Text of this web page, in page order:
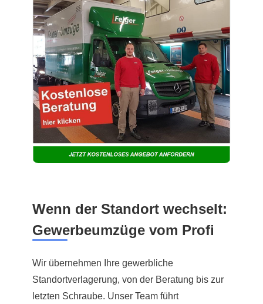
Wenn der Standort wechselt:
Gewerbeumzüge vom Profi
Wir übernehmen Ihre gewerbliche
Standortverlagerung, von der Beratung bis zur
letzten Schraube. Unser Team führt